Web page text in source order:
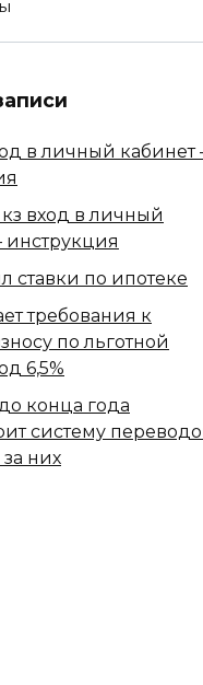
в личный
вход в личный
инструкция
ставки по ипотеке
требования к
по льготной
6,5%
конца года
систему
них